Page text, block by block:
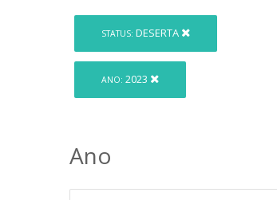
STATUS: DESERTA
ANO: 2023
Ano